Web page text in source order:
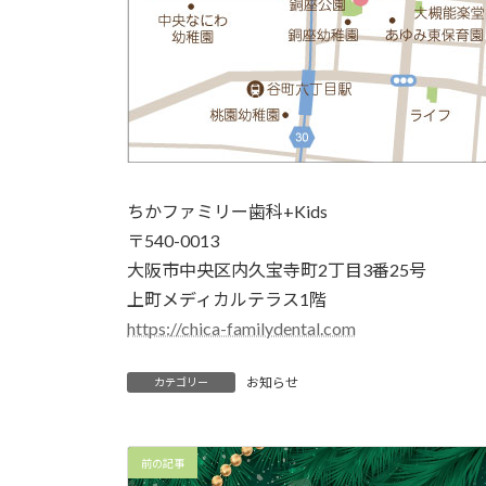
ちかファミリー歯科+Kids
〒540-0013
大阪市中央区内久宝寺町2丁目3番25号
上町メディカルテラス1階
https://chica-familydental.com
カテゴリー お知らせ
前の記事